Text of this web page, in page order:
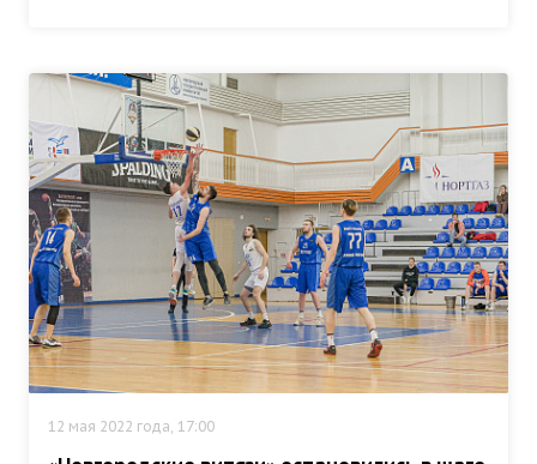
12 мая 2022 года, 17:00